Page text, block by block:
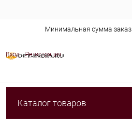
Вход Регистрация
Минимальная сумма
Каталог товаров